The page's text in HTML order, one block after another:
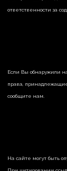
ответственности за
Если Вы обнаружили
права,
сообщите нам.
На сайте могут быть